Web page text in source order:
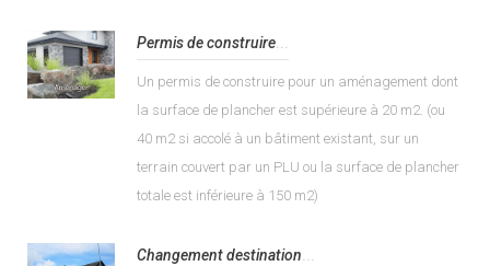
Permis de construire
Un permis de construire pour un aménagement dont
la surface de plancher est supérieure à 20 m2. (ou
40 m2 si accolé à un bâtiment existant, sur un
terrain couvert par un PLU ou la surface de plancher
totale est inférieure à 150 m2)
Changement destination